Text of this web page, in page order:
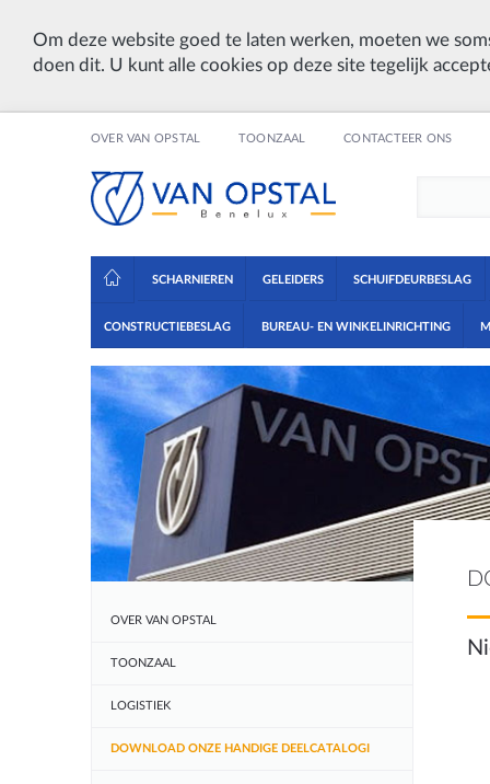
Om deze website goed te laten werken, moeten we
doen dit. U kunt alle cookies op deze site tegelijk
OVER VAN OPSTAL TOONZAAL CONTACTEER ONS
SCHARNIEREN GELEIDERS SCHUIFDEURBESLAG
CONSTRUCTIEBESLAG BUREAU- EN WINKELINRICHTING
OVER VAN OPSTAL
TOONZAAL
LOGISTIEK
DOWNLOAD ONZE HANDIGE DEELCATALOGI